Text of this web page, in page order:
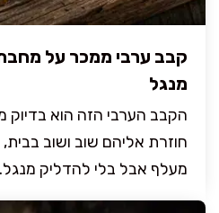
מנגל
הקבב הערבי הזה הוא בדיוק
חוזרת אליהם שוב ושוב
מעלף אבל בלי להדליק